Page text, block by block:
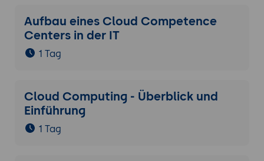
Aufbau eines Cloud Competence
Centers in der IT
1 Tag
Cloud Computing - Überblick und
Einführung
1 Tag